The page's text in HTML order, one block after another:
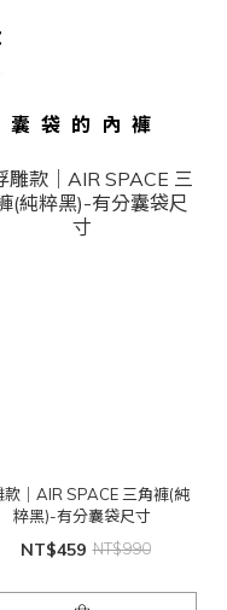
袋的內褲
款｜AIR SPACE 三角褲(純
粹黑)-有分囊袋尺寸
NT$459 NT$990